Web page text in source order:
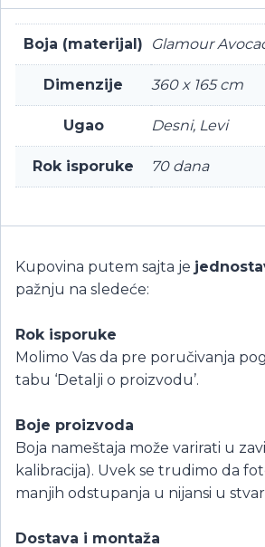
Boja (materijal) Glamour
Dimenzije 360 x 165 cm
Ugao Desni, Levi
Rok isporuke 70 dana
Kupovina putem sajta je
pažnju na sledeće:
Rok isporuke
Molimo Vas da pre poručivanja
tabu ‘Detalji o proizvodu’.
Boje proizvoda
Boja nameštaja može varirati u
kalibracija). Uvek se trudimo da
manjih odstupanja u nijansi u
Dostava i montaža